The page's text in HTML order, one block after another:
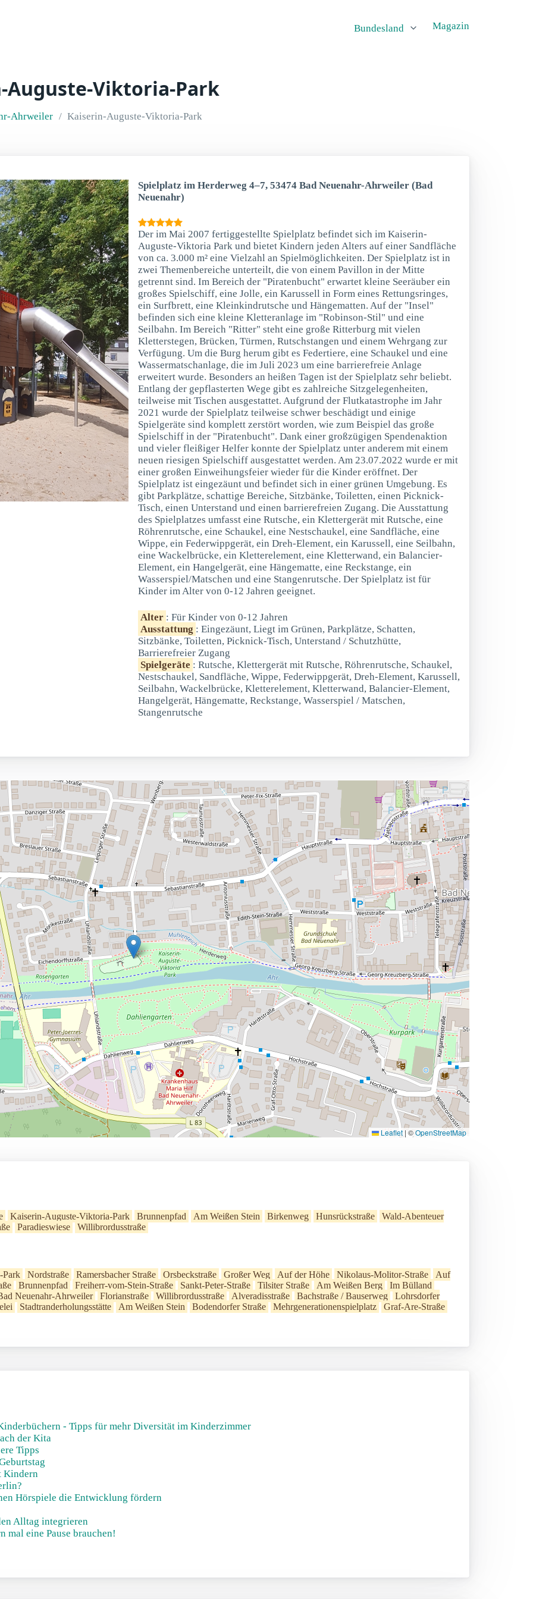
Bundesland Magazin
Auguste-Viktoria-Park
Ahrweiler Kaiserin-Auguste-Viktoria-Park
Spielplatz im Herderweg 4–7, 53474 Bad Neuenahr-Ahrweiler (Bad
Neuenahr)
Der im Mai 2007 fertiggestellte Spielplatz befindet sich im Kaiserin-
Auguste-Viktoria Park und bietet Kindern jeden Alters auf einer Sandfläche
von ca. 3.000 m² eine Vielzahl an Spielmöglichkeiten. Der Spielplatz ist in
zwei Themenbereiche unterteilt, die von einem Pavillon in der Mitte
getrennt sind. Im Bereich der "Piratenbucht" erwartet kleine Seeräuber ein
großes Spielschiff, eine Jolle, ein Karussell in Form eines Rettungsringes,
ein Surfbrett, eine Kleinkindrutsche und Hängematten. Auf der "Insel"
befinden sich eine kleine Kletteranlage im "Robinson-Stil" und eine
Seilbahn. Im Bereich "Ritter" steht eine große Ritterburg mit vielen
Kletterstegen, Brücken, Türmen, Rutschstangen und einem Wehrgang zur
Verfügung. Um die Burg herum gibt es Federtiere, eine Schaukel und eine
Wassermatschanlage, die im Juli 2023 um eine barrierefreie Anlage
erweitert wurde. Besonders an heißen Tagen ist der Spielplatz sehr beliebt.
Entlang der gepflasterten Wege gibt es zahlreiche Sitzgelegenheiten,
teilweise mit Tischen ausgestattet. Aufgrund der Flutkatastrophe im Jahr
2021 wurde der Spielplatz teilweise schwer beschädigt und einige
Spielgeräte sind komplett zerstört worden, wie zum Beispiel das große
Spielschiff in der "Piratenbucht". Dank einer großzügigen Spendenaktion
und vieler fleißiger Helfer konnte der Spielplatz unter anderem mit einem
neuen riesigen Spielschiff ausgestattet werden. Am 23.07.2022 wurde er mit
einer großen Einweihungsfeier wieder für die Kinder eröffnet. Der
Spielplatz ist eingezäunt und befindet sich in einer grünen Umgebung. Es
gibt Parkplätze, schattige Bereiche, Sitzbänke, Toiletten, einen Picknick-
Tisch, einen Unterstand und einen barrierefreien Zugang. Die Ausstattung
des Spielplatzes umfasst eine Rutsche, ein Klettergerät mit Rutsche, eine
Röhrenrutsche, eine Schaukel, eine Nestschaukel, eine Sandfläche, eine
Wippe, ein Federwippgerät, ein Dreh-Element, ein Karussell, eine Seilbahn,
eine Wackelbrücke, ein Kletterelement, eine Kletterwand, ein Balancier-
Element, ein Hangelgerät, eine Hängematte, eine Reckstange, ein
Wasserspiel/Matschen und eine Stangenrutsche. Der Spielplatz ist für
Kinder im Alter von 0-12 Jahren geeignet.
Alter : Für Kinder von 0-12 Jahren
Ausstattung : Eingezäunt, Liegt im Grünen, Parkplätze, Schatten,
Sitzbänke, Toiletten, Picknick-Tisch, Unterstand / Schutzhütte,
Barrierefreier Zugang
Spielgeräte : Rutsche, Klettergerät mit Rutsche, Röhrenrutsche, Schaukel,
Nestschaukel, Sandfläche, Wippe, Federwippgerät, Dreh-Element, Karussell,
Seilbahn, Wackelbrücke, Kletterelement, Kletterwand, Balancier-Element,
Hangelgerät, Hängematte, Reckstange, Wasserspiel / Matschen,
Stangenrutsche
Leaflet | ©OpenStreetMap
Kaiserin-Auguste-Viktoria-Park Brunnenpfad Am Weißen Stein Birkenweg Hunsrückstraße
Wald-Abenteuer
Paradieswiese Willibrordusstraße
Park Nordstraße Ramersbacher Straße Orsbeckstraße Großer Weg Auf der Höhe Nikolaus-Molitor-Straße
Auf
Brunnenpfad Freiherr-vom-Stein-Straße Sankt-Peter-Straße Tilsiter Straße Am Weißen Berg
Im Bülland
Neuenahr-Ahrweiler
Florianstraße Willibrordusstraße Alveradisstraße Bachstraße / Bauserweg
Lohrsdorfer
Stadtranderholungsstätte Am Weißen Stein Bodendorfer Straße Mehrgenerationenspielplatz Graf-Are-Straße
- Tipps für mehr Diversität im Kinderzimmer
der Kita
Tipps
Kindern
Hörspiele die Entwicklung fördern
Alltag integrieren
mal eine Pause brauchen!